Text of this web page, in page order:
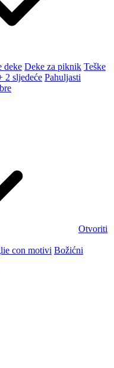
deke Deke za piknik Teške
2 sljedeće Pahuljasti
Otvoriti
con motivi Božićni